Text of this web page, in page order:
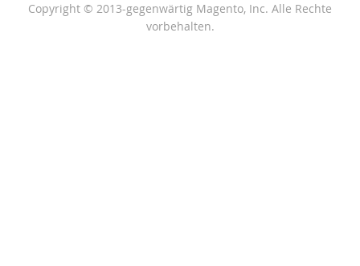
Copyright © 2013-gegenwärtig Magento, Inc. Alle Rechte
vorbehalten.